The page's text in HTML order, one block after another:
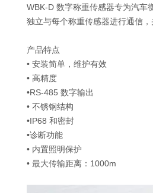
WBK-D 数字称重传感器专为汽车
独立与每个称重传感器进行通信，
产品特点
• 安装简单，维护有效
• 高精度
•RS-485 数字输出
• 不锈钢结构
•IP68 和密封
•诊断功能
• 内置照明保护
• 最大传输距离：1000m